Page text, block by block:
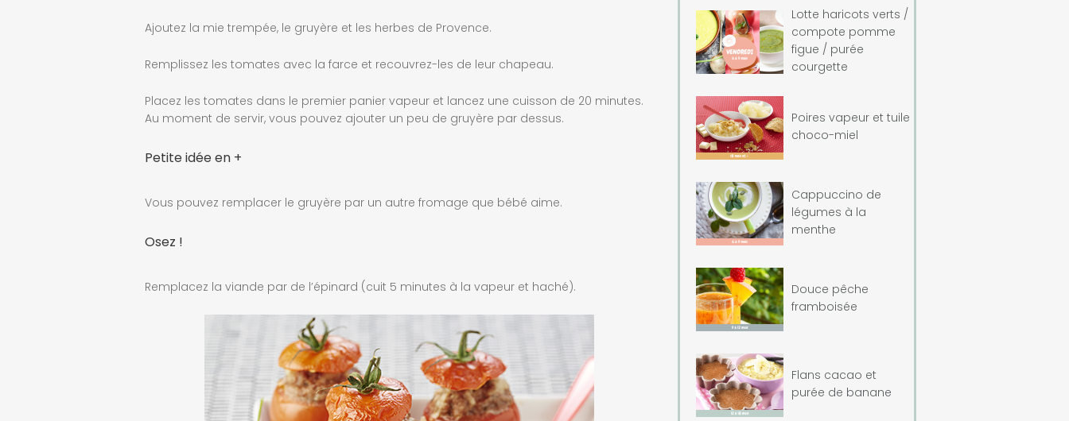
Ajoutez la mie trempée, le gruyère et les herbes de Provence.
Remplissez les tomates avec la farce et recouvrez-les de leur chapeau.
Placez les tomates dans le premier panier vapeur et lancez une cuisson de 20 minutes.
Au moment de servir, vous pouvez ajouter un peu de gruyère par dessus.
Petite idée en +
Vous pouvez remplacer le gruyère par un autre fromage que bébé aime.
Osez !
Remplacez la viande par de l’épinard (cuit 5 minutes à la vapeur et haché).
Lotte haricots verts /
compote pomme
figue / purée
courgette
Poires vapeur et tuile
choco-miel
Cappuccino de
légumes à la
menthe
Douce pêche
framboisée
Flans cacao et
purée de banane